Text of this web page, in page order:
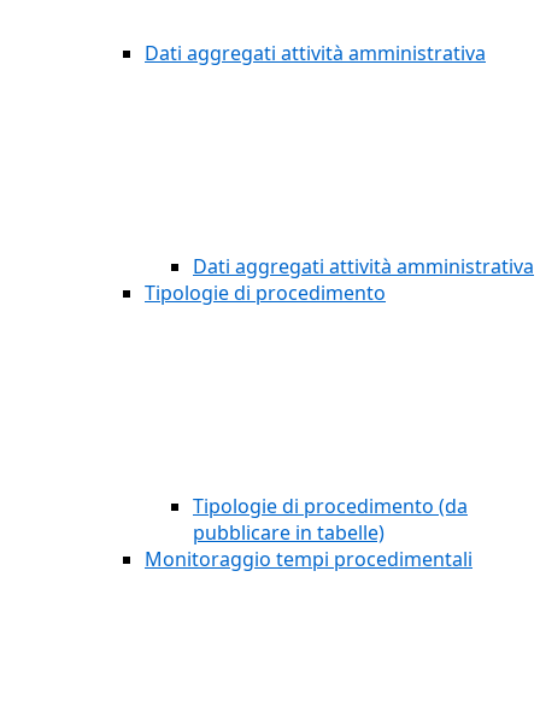
Dati aggregati attività amministrativa
Dati aggregati attività amministrativa
Tipologie di procedimento
Tipologie di procedimento (da
pubblicare in tabelle)
Monitoraggio tempi procedimentali